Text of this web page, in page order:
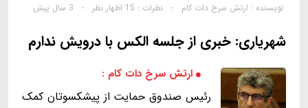
نویسنده : ارتش سرخ دات کام - نظرات : 15 اظهار نظر - 3 سال پیش
شهریاری: خبری از جلسه الکس با درویش ندارم
ارتش سرخ دات کام :
رئیس صندوق حمایت از پیشکسوتان کمک